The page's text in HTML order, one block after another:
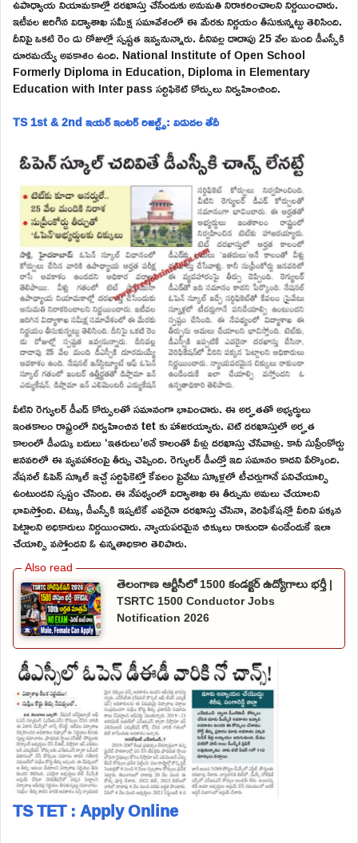
ఉపాధ్యాయ నియామకాల్లో దరఖాస్తు చేసేందుకు అనుమతి నిరాకరించాలని నిర్ణయించారు.
ఇటీవల జరిగిన విద్యాశాఖ సమీక్ష సమావేశంలో ఈ మేరకు నిర్ణయం తీసుకున్నట్టు తెలిసింది.
దీనిపై ఒకటి రెం డు రోజుల్లో స్పష్టత ఇవ్వనున్నారు. దీనివల్ల దాదాపు 25 వేల మంది డీఎస్సీకి
దూరమయ్యే అవకాశం ఉంది. National Institute of Open School
Formerly Diploma in Education, Diploma in Elementary
Education with Inter pass సర్టిఫికెట్ కోర్సులు నిర్వహించింది.
TS 1st & 2nd ఇయర్ ఇంటర్ రిజల్ట్స్: విడుదల తేదీ
వీటిని రెగ్యులర్ డీఎడ్ కోర్సులతో సమానంగా భావించారు. ఈ అర్హతతో అభ్యర్థులు
ఇంతకాలం రాష్ట్రంలో నిర్వహించిన tet కు హాజరయ్యారు. టెట్ దరఖాస్తులో అర్హత
కాలంలో డీఎడ్కు బదులు ‘ఇతరులు’అనే కాలంతో వీళ్లు దరఖాస్తు చేసేవాళ్లు. కానీ సుప్రీంకోర్టు
జనవరిలో ఈ వ్యవహారంపై తీర్పు చెప్పింది. రెగ్యులర్ డీఎడ్తో ఇది సమానం కాదని పేర్కొంది.
నేషనల్ ఓపెన్ స్కూల్ ఇచ్చే సర్టిఫికెట్తో కేవలం ప్రైవేటు స్కూళ్లలో టీచర్లుగానే పనిచేయాల్సి
ఉంటుందని స్పష్టం చేసింది. ఈ నేపథ్యంలో విద్యాశాఖ ఈ తీర్పును అమలు చేయాలని
భావిస్తోంది. టెట్కు, డీఎస్సీకి ఇప్పటికే ఎవరైనా దరఖాస్తు చేసినా, వెరిఫికేషన్లో వీరిని పక్కన
పెట్టాలని అధికారులు నిర్ణయించారు. న్యాయపరమైన చిక్కులు రాకుండా ఉండేందుకే ఇలా
చేయాల్సి వస్తోందని ఓ ఉన్నతాధికారి తెలిపారు.
తెలంగాణ ఆర్టీసీలో 1500 కండక్టర్ ఉద్యోగాలు భర్తీ |
TSRTC 1500 Conductor Jobs
Notification 2026
TS TET : Apply Online